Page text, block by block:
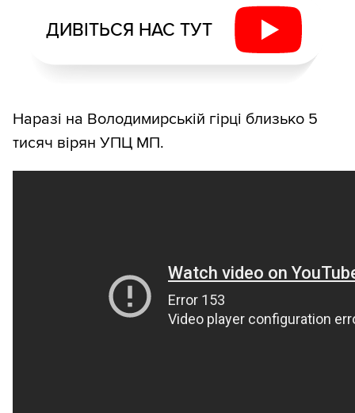
ДИВІТЬСЯ НАС ТУТ
Наразі на Володимирській гірці близько 5
тисяч вірян УПЦ МП.